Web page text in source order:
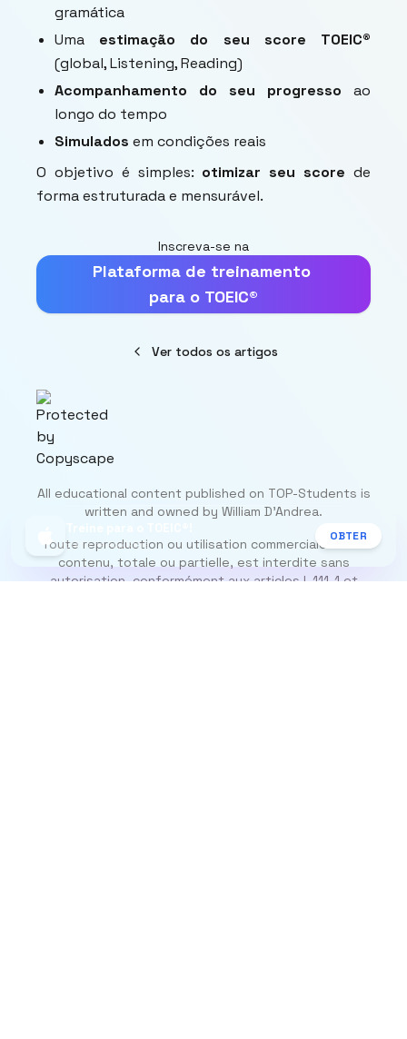
gramática
Uma estimação do seu score TOEIC®
(global, Listening, Reading)
Acompanhamento do seu progresso ao
longo do tempo
Simulados em condições reais
O objetivo é simples: otimizar seu score de
forma estruturada e mensurável.
Inscreva-se na
Plataforma de treinamento
para o TOEIC®
Ver todos os artigos
All educational content published on TOP-Students is
written and owned by William D’Andrea.
Toute reproduction ou utilisation commerciale de ce
contenu, totale ou partielle, est interdite sans
autorisation, conformément aux articles L.111-1 et
Grátis na App Store
OBTER